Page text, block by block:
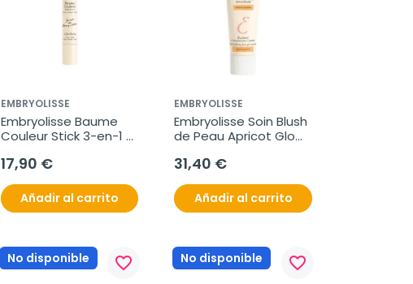
EMBRYOLISSE
Embryolisse Baume
Couleur Stick 3-en-1
17,90 €
Añadir al carrito
EMBRYOLISSE
Embryolisse Soin Blush
de Peau Apricot Glow,
31,40 €
Añadir al carrito
No disponible favorite_border No disponible favorite_border